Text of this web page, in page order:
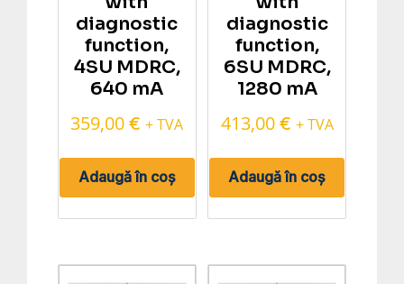
diagnostic
function,
4SU MDRC,
640 mA
359,00€ + TVA
Adaugă în coș
diagnostic
function,
6SU MDRC,
1280 mA
413,00 € + TVA
Adaugă în coș